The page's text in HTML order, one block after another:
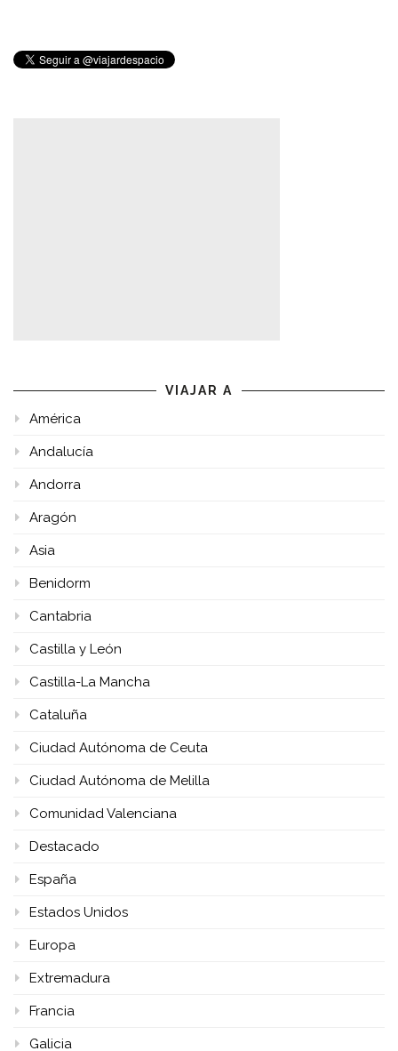
VIAJAR A
América
Andalucía
Andorra
Aragón
Asia
Benidorm
Cantabria
Castilla y León
Castilla-La Mancha
Cataluña
Ciudad Autónoma de Ceuta
Ciudad Autónoma de Melilla
Comunidad Valenciana
Destacado
España
Estados Unidos
Europa
Extremadura
Francia
Galicia